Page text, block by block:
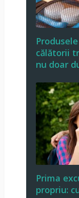
călătorii
nu doar
Prima
propriu: